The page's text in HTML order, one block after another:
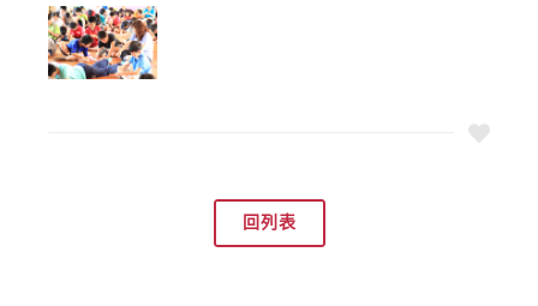
回列表